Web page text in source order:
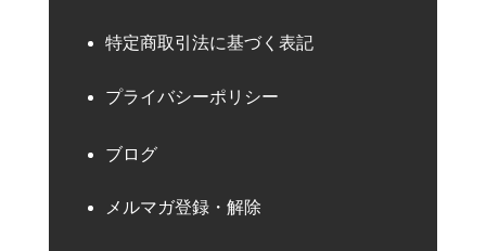
特定商取引法に基づく表記
プライバシーポリシー
ブログ
メルマガ登録・解除